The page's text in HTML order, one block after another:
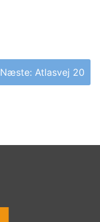
Næste: Atlasvej 20